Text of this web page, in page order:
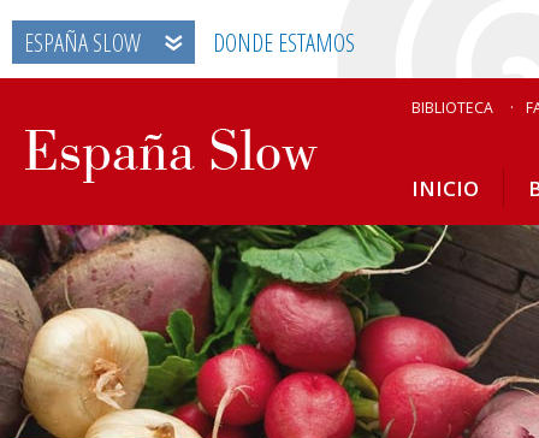
ESPAÑA SLOW DONDE ESTAMOS
BIBLIOTECA
INICIO